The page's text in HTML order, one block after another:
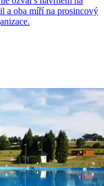
a oba míří na prosincový